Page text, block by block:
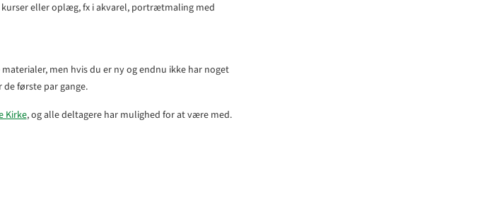
eller oplæg, fx i akvarel, portrætmaling med
men hvis du er ny og endnu ikke har noget
første par gange.
Kirke, og alle deltagere har mulighed for at være med.